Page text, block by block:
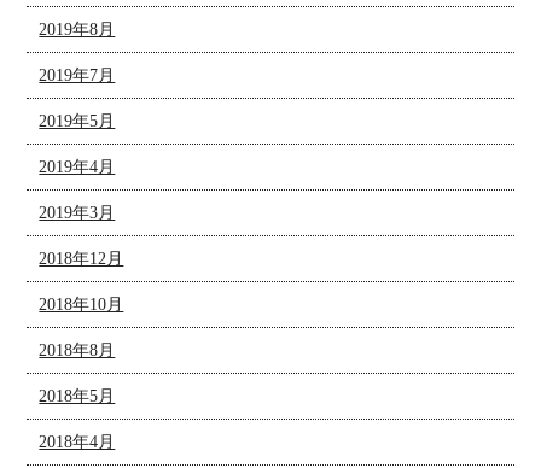
2019年8月
2019年7月
2019年5月
2019年4月
2019年3月
2018年12月
2018年10月
2018年8月
2018年5月
2018年4月